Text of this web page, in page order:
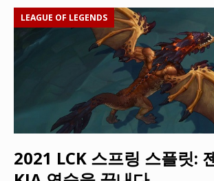
LEAGUE OF LEGENDS
2021 LCK 스프링 스플릿: